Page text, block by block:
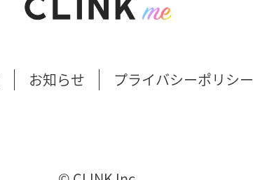
お知らせ プライバシーポリシー